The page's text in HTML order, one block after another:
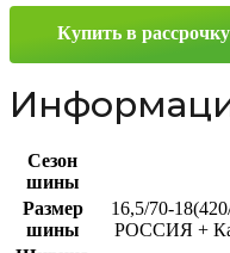
Купить в рассрочку
Сезон
шины
Размер
шины
16,5/70-
РОССИЯ +